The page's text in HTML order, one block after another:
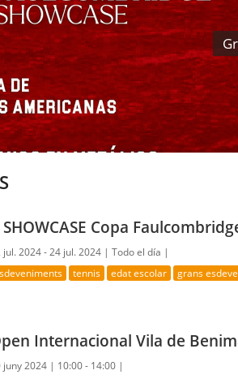
Copa
jul. 2024 - 24 jul. 2024 |Todo el día |
tennis edat escolar grans
Internacional Vila de
juny 2024 | 10:00 - 14:00 |